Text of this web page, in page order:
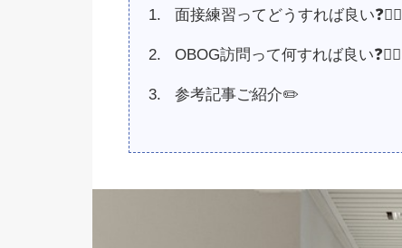
面接練習ってどうすれば良い❓🤷‍♂️
OBOG訪問って何すれば良い❓🤷‍♀️
参考記事ご紹介✏️